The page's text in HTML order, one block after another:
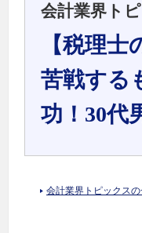
会計業界ト
【税理
苦戦する
功！30代
会計業界トピックス